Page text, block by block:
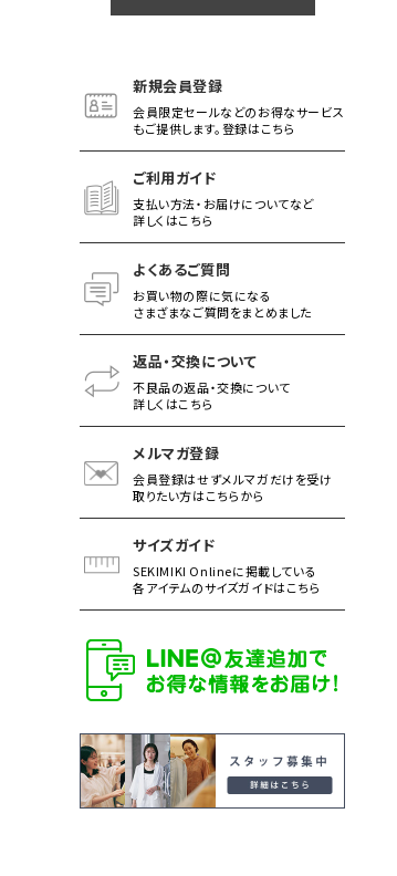
新規会員登録
会員限定セールなどのお得なサービス
もご提供します。登録はこちら
ご利用ガイド
支払い方法・お届けについてなど
詳しくはこちら
よくあるご質問
お買い物の際に気になる
さまざまなご質問をまとめました
返品・交換について
不良品の返品・交換について
詳しくはこちら
メルマガ登録
会員登録はせずメルマガだけを受け
取りたい方はこちらから
サイズガイド
SEKIMIKI Onlineに掲載している
各アイテムのサイズガイドはこちら